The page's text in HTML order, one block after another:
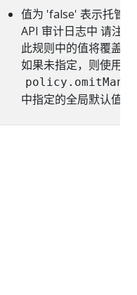
值为 'false' 表示托管
API 审计日志中 请注
此规则中的值将覆盖
如果未指定，则使用
中指定的全局默认值。